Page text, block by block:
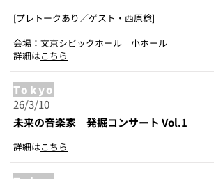
[プレトークあり／ゲスト・西原稔]
会場：文京シビックホール 小ホール
詳細はこちら
Tokyo
26/3/10
未来の音楽家 発掘コンサート Vol.1
詳細はこちら